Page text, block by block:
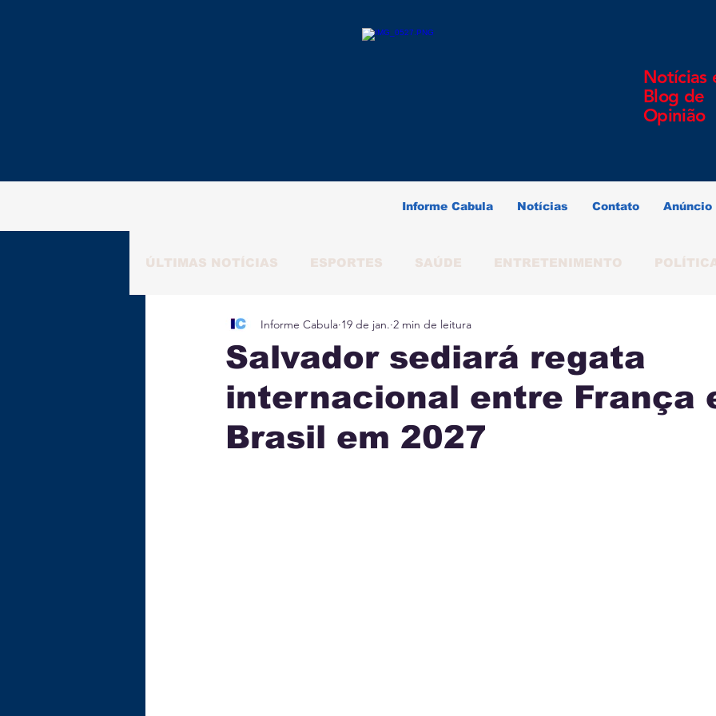
Notícias
Blog de
Opinião
Informe Cabula Notícias Contato Anúncio
ÚLTIMAS NOTÍCIAS ESPORTES SAÚDE ENTRETENIMENTO
RAFAELA NATALY ALMERINDO SOUZA
ECONOMIA TECNOLOGIA INTERNACIONAL MUNICÍPIOS
Salvador sediará regata
internacional entre França
Brasil em 2027
Informe Cabula 19 de jan. 2 min de leitura